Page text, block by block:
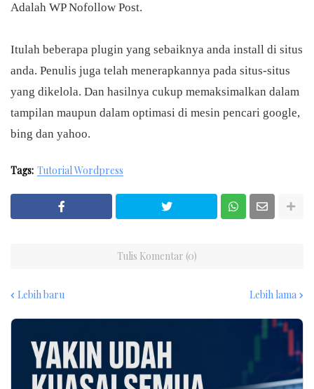
Adalah WP Nofollow Post.
Itulah beberapa plugin yang sebaiknya anda install di situs
anda. Penulis juga telah menerapkannya pada situs-situs
yang dikelola. Dan hasilnya cukup memaksimalkan dalam
tampilan maupun dalam optimasi di mesin pencari google,
bing dan yahoo.
Tags: Tutorial Wordpress
Tulis Komentar (0)
Lebih baru Lebih lama